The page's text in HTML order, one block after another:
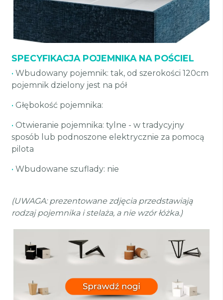
SPECYFIKACJA POJEMNIKA NA POŚCIEL
• Wbudowany pojemnik: tak, od szerokości 120cm
pojemnik dzielony jest na pół
• Głębokość pojemnika:
• Otwieranie pojemnika: tylne - w tradycyjny
sposób lub podnoszone elektrycznie za pomocą
pilota
• Wbudowane szuflady: nie
(UWAGA: prezentowane zdjęcia przedstawiają
rodzaj pojemnika i stelaża, a nie wzór łóżka.)